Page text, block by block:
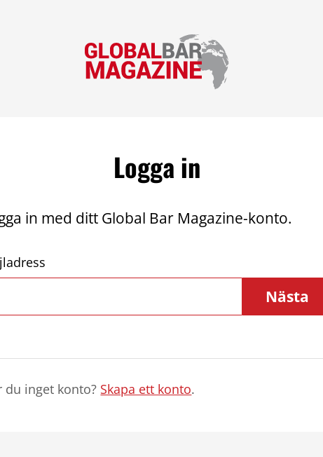
Logga in
in med ditt Global Bar Magazine-konto.
Nästa
du inget konto? Skapa ett konto.